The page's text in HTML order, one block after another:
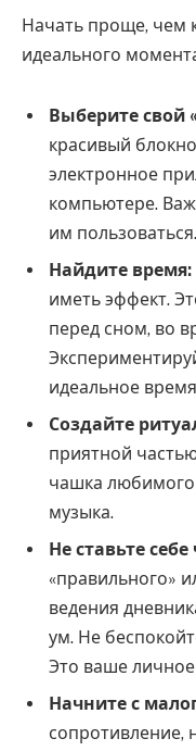
Начать проще, чем
идеального
Выберите свой
красивый
электронное
компьютере.
им пользоваться.
Найдите время:
иметь эффект.
перед сном, во
идеальное
Создайте
приятной
чашка любимого
музыка.
Не ставьте
«правильного»
ведения
ум. Не
Это ваше
Начните с
сопротивление,